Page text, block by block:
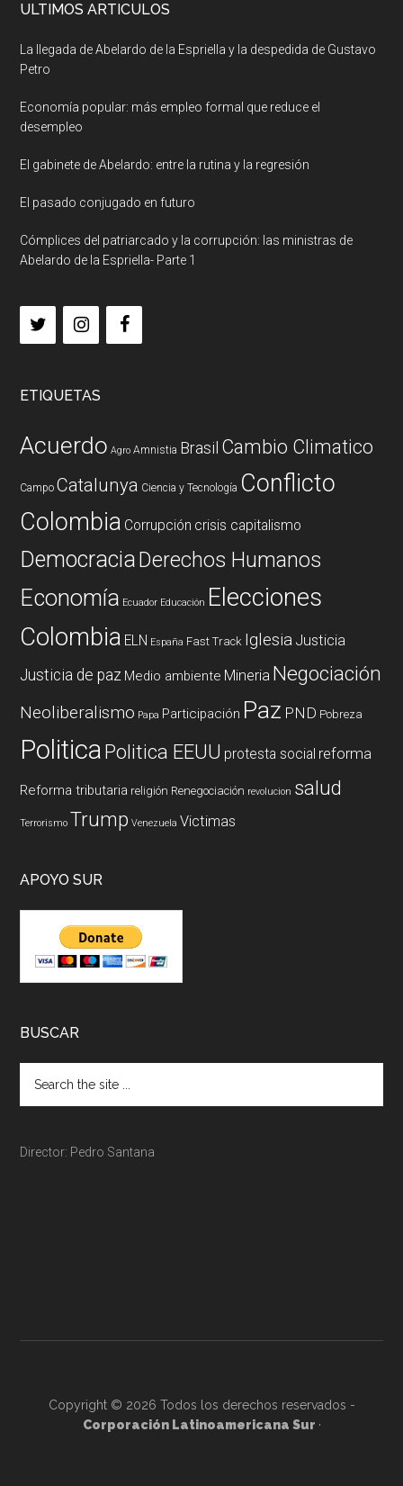
ULTIMOS ARTICULOS
La llegada de Abelardo de la Espriella y la despedida de Gustavo
Petro
Economía popular: más empleo formal que reduce el
desempleo
El gabinete de Abelardo: entre la rutina y la regresión
El pasado conjugado en futuro
Cómplices del patriarcado y la corrupción: las ministras de
Abelardo de la Espriella- Parte 1
ETIQUETAS
Acuerdo Agro Amnistia Brasil Cambio Climatico
Campo Catalunya Ciencia y Tecnología Conflicto
Colombia Corrupción crisis capitalismo
DemocraciaDerechos Humanos
Economía Ecuador Educación Elecciones
Colombia ELN España Fast Track Iglesia Justicia
Justicia de paz Medio ambiente Mineria Negociación
Neoliberalismo Papa Participación Paz PND Pobreza
PoliticaPolitica EEUU protesta social reforma
Reforma tributaria religión Renegociación revolucion salud
Terrorismo Trump Venezuela Victimas
APOYO SUR
BUSCAR
Director: Pedro Santana
Copyright © 2026 Todos los derechos reservados -
Corporación Latinoamericana Sur ·